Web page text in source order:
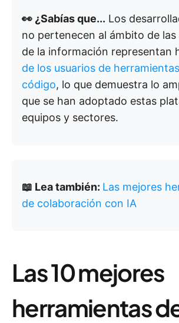
👀 ¿Sabías que... Los
no pertenecen al ámbito de
de la información representan
de los usuarios de
código, lo que demuestra lo
que se han adoptado estas
equipos y sectores.
📖 Lea también: Las mejores
de colaboración con IA
Las 10 mejores
herramientas